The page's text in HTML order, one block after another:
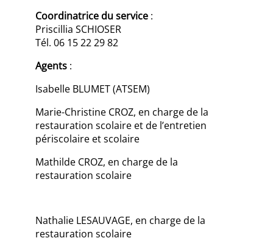
Coordinatrice du service :
Priscillia SCHIOSER
Tél. 06 15 22 29 82
Agents :
Isabelle BLUMET (ATSEM)
Marie-Christine CROZ, en charge de la
restauration scolaire et de l’entretien
périscolaire et scolaire
Mathilde CROZ, en charge de la
restauration scolaire
Nathalie LESAUVAGE, en charge de la
restauration scolaire